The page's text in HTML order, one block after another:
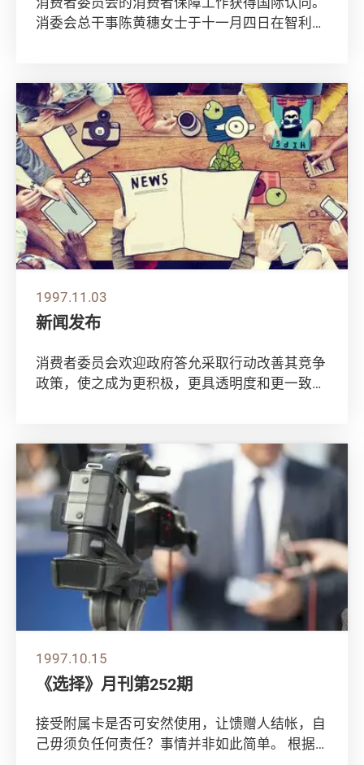
消委会总干事陈黄穗女士于十一月四日在智利圣
1997.11.03
新闻发布
消费者委员会欢迎政府答允采取行动改善其竞争
政策，使之成为更积极，更具透明度和更一致的
1997.10.15
《选择》月刊第252期
接受附属卡是否可安然使用，让馈赠人结帐，自
己毋须负任何责任？事情并非如此简单。 根据